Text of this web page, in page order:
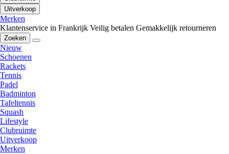
Uitverkoop
Merken
Klantenservice in Frankrijk Veilig betalen Gemakkelijk retourneren
Zoeken
Nieuw
Schoenen
Rackets
Tennis
Padel
Badminton
Tafeltennis
Squash
Lifestyle
Clubruimte
Uitverkoop
Merken